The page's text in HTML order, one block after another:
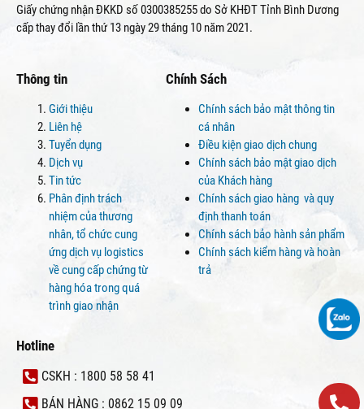
Giấy chứng nhận ĐKKD số 0300385255 do Sở KHĐT Tỉnh Bình Dương
cấp thay đổi lần thứ 13 ngày 29 tháng 10 năm 2021.
Thông tin
Giới thiệu
Liên hệ
Tuyển dụng
Dịch vụ
Tin tức
Phân định trách
nhiệm của thương
nhân, tổ chức cung
ứng dịch vụ logistics
về cung cấp chứng từ
hàng hóa trong quá
trình giao nhận
Chính Sách
Chính sách bảo mật thông tin
cá nhân
Điều kiện giao dịch chung
Chính sách bảo mật giao dịch
của Khách hàng
Chính sách giao hàng và quy
định thanh toán
Chính sách bảo hành sản phẩm
Chính sách kiểm hàng và hoàn
trả
Hotline
CSKH : 1800 58 58 41
BÁN HÀNG : 0862 15 09 09